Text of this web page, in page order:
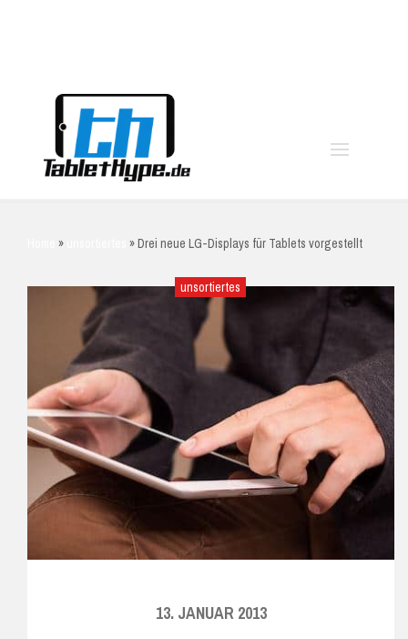
» »Drei neue LG-Displays für Tablets vorgestellt
unsortiertes
13. JANUAR 2013